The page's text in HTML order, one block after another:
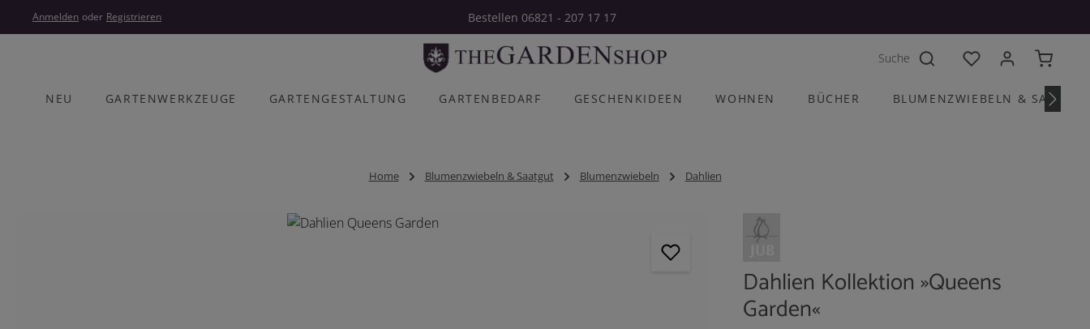
Hauptinhalt springen
Zur Hauptnavigation springen
Anmelden oder Registrieren Bestellen 06821 - 207 17 17
Du hast 0 Produkte
NEU GARTENWERKZEUGE GARTENGESTALTUNG GARTENBEDARF GESCHENKIDEEN WOHNEN BÜCHER BLUMENZWIEBELN &
Home Blumenzwiebeln & Saatgut Blumenzwiebeln Dahlien
Dahlien Kollektion »Queens
Garden«